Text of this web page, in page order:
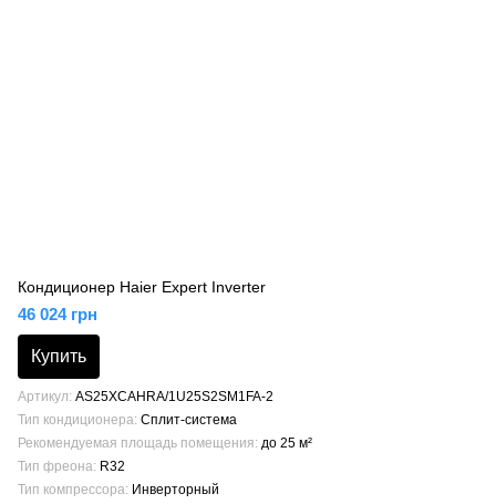
Кондиционер Haier Expert Inverter
46 024 грн
Купить
Артикул AS25XCAHRA/1U25S2SM1FA-2
Тип кондиционера Сплит-система
Рекомендуемая площадь помещения до 25 м²
Тип фреона R32
Тип компрессора Инверторный